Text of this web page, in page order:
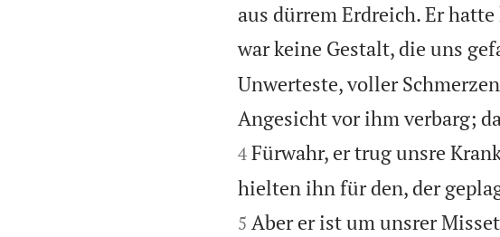
aus dürrem Erdreich. Er
war keine Gestalt, die uns
Unwerteste, voller
Angesicht vor ihm verbarg;
4 Fürwahr, er trug unsre
hielten ihn für den, der
5 Aber er ist um unsrer